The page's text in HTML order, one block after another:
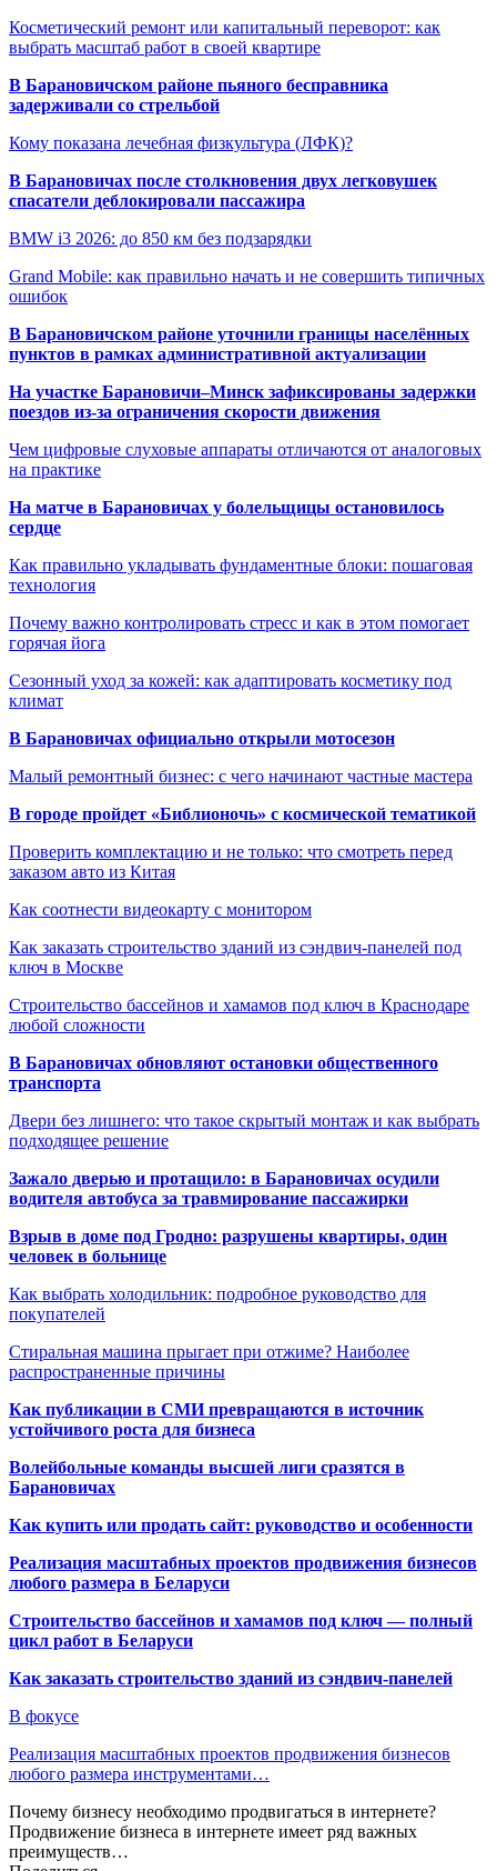
Косметический ремонт или капитальный переворот: как
выбрать масштаб работ в своей квартире
В Барановичском районе пьяного бесправника
задерживали со стрельбой
Кому показана лечебная физкультура (ЛФК)?
В Барановичах после столкновения двух легковушек
спасатели деблокировали пассажира
BMW i3 2026: до 850 км без подзарядки
Grand Mobile: как правильно начать и не совершить типичных
ошибок
В Барановичском районе уточнили границы населённых
пунктов в рамках административной актуализации
На участке Барановичи–Минск зафиксированы задержки
поездов из-за ограничения скорости движения
Чем цифровые слуховые аппараты отличаются от аналоговых
на практике
На матче в Барановичах у болельщицы остановилось
сердце
Как правильно укладывать фундаментные блоки: пошаговая
технология
Почему важно контролировать стресс и как в этом помогает
горячая йога
Сезонный уход за кожей: как адаптировать косметику под
климат
В Барановичах официально открыли мотосезон
Малый ремонтный бизнес: с чего начинают частные мастера
В городе пройдет «Библионочь» с космической тематикой
Проверить комплектацию и не только: что смотреть перед
заказом авто из Китая
Как соотнести видеокарту с монитором
Как заказать строительство зданий из сэндвич-панелей под
ключ в Москве
Строительство бассейнов и хамамов под ключ в Краснодаре
любой сложности
В Барановичах обновляют остановки общественного
транспорта
Двери без лишнего: что такое скрытый монтаж и как выбрать
подходящее решение
Зажало дверью и протащило: в Барановичах осудили
водителя автобуса за травмирование пассажирки
Взрыв в доме под Гродно: разрушены квартиры, один
человек в больнице
Как выбрать холодильник: подробное руководство для
покупателей
Стиральная машина прыгает при отжиме? Наиболее
распространенные причины
Как публикации в СМИ превращаются в источник
устойчивого роста для бизнеса
Волейбольные команды высшей лиги сразятся в
Барановичах
Как купить или продать сайт: руководство и особенности
Реализация масштабных проектов продвижения бизнесов
любого размера в Беларуси
Строительство бассейнов и хамамов под ключ — полный
цикл работ в Беларуси
Как заказать строительство зданий из сэндвич-панелей
В фокусе
Реализация масштабных проектов продвижения бизнесов
любого размера инструментами…
Почему бизнесу необходимо продвигаться в интернете?
Продвижение бизнеса в интернете имеет ряд важных
преимуществ…